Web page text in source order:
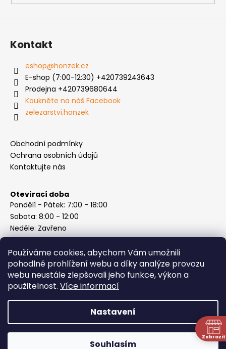
Používáme cookies, abychom Vám umožnili
pohodlné prohlížení webu a díky analýze provozu
webu neustále zlepšovali jeho funkce, výkon a
použitelnost. Více informací
Nastavení
Souhlasím
ý
p
Kontakt
eshop@honzek.cz
E-shop (7:00-12:30) +420739243643
Prodejna +420739680644
Koukněte na náš Facebook
zelezarstvi.honzek
Obchodní podmínky
Ochrana osobních údajů
Kontaktujte nás
Otevírací doba
Pondělí - Pátek: 7:00 - 18:00
Sobota: 8:00 - 12:00
Neděle: Zavřeno
Instagram
Copyright 2026ABC Železářství Honzek. Všechna práva
vyhrazena.
Zobrazit